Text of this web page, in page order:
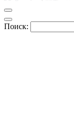
Поиск: